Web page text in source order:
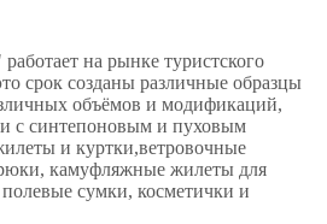
на рынке туристского
срок созданы различные образцы
объёмов и модификаций,
с синтепоновым и пуховым
и куртки,ветровочные
камуфляжные жилеты для
сумки, косметички и